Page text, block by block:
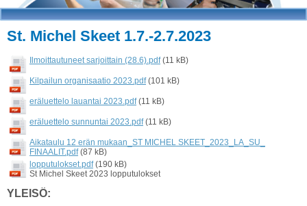
St. Michel Skeet 1.7.-2.7.2023
Ilmoittautuneet sarjoittain (28.6).pdf (11 kB)
Kilpailun organisaatio 2023.pdf (101 kB)
eräluettelo lauantai 2023.pdf (11 kB)
eräluettelo sunnuntai 2023.pdf (11 kB)
Aikataulu 12 erän mukaan_ST MICHEL SKEET_2023_LA_SU_
FINAALIT.pdf (87 kB)
lopputulokset.pdf (190 kB)
St Michel Skeet 2023 lopputulokset
YLEISÖ: